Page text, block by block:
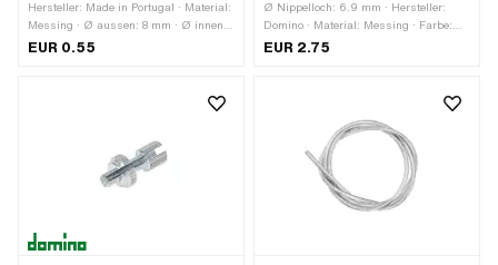
Hersteller: Made in Portugal · Material:
Messing · Ø aussen: 8 mm · Ø innen:
7 mm · Ø Kabeldurchführung: 3 mm ·
EUR 0.55
Ø Nippelloch: 6.9 mm · Hersteller:
Domino · Material: Messing · Farbe:
gold · Ø aussen: 9.5 mm · Ø
EUR 2.75